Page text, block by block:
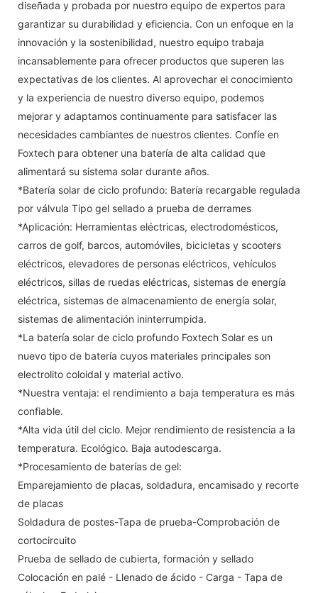
diseñada y probada por nuestro equipo de expertos para
garantizar su durabilidad y eficiencia. Con un enfoque en la
innovación y la sostenibilidad, nuestro equipo trabaja
incansablemente para ofrecer productos que superen las
expectativas de los clientes. Al aprovechar el conocimiento
y la experiencia de nuestro diverso equipo, podemos
mejorar y adaptarnos continuamente para satisfacer las
necesidades cambiantes de nuestros clientes. Confíe en
Foxtech para obtener una batería de alta calidad que
alimentará su sistema solar durante años.
*Batería solar de ciclo profundo: Batería recargable regulada
por válvula Tipo gel sellado a prueba de derrames
*Aplicación: Herramientas eléctricas, electrodomésticos,
carros de golf, barcos, automóviles, bicicletas y scooters
eléctricos, elevadores de personas eléctricos, vehículos
eléctricos, sillas de ruedas eléctricas, sistemas de energía
eléctrica, sistemas de almacenamiento de energía solar,
sistemas de alimentación ininterrumpida.
*La batería solar de ciclo profundo Foxtech Solar es un
nuevo tipo de batería cuyos materiales principales son
electrolito coloidal y material activo.
*Nuestra ventaja: el rendimiento a baja temperatura es más
confiable.
*Alta vida útil del ciclo. Mejor rendimiento de resistencia a la
temperatura. Ecológico. Baja autodescarga.
*Procesamiento de baterías de gel:
Emparejamiento de placas, soldadura, encamisado y recorte
de placas
Soldadura de postes-Tapa de prueba-Comprobación de
cortocircuito
Prueba de sellado de cubierta, formación y sellado
Colocación en palé - Llenado de ácido - Carga - Tapa de